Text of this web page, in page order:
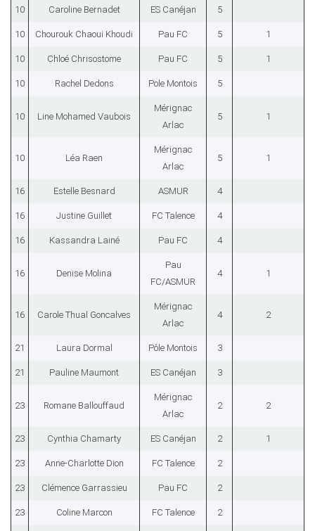
10 Caroline Bernadet ES Canéjan 5
10 Chourouk Chaoui Khoudi Pau FC 5 1
10 Chloé Chrisostome Pau FC 5 1
10 Rachel Dedons Pole Montois 5
10 Line Mohamed Vaubois
Mérignac
Arlac
5 1
10 Léa Raen
Mérignac
Arlac
5 1
16 Estelle Besnard ASMUR 4
16 Justine Guillet FC Talence 4
16 Kassandra Lainé Pau FC 4
16 Denise Molina
Pau
FC/ASMUR
4 1
16 Carole Thual Goncalves
Mérignac
Arlac
4 2
21 Laura Dormal Pôle Montois 3
21 Pauline Maumont ES Canéjan 3
23 Romane Ballouffaud
Mérignac
Arlac
2 2
23 Cynthia Chamarty ES Canéjan 2 1
23 Anne-Charlotte Dion FC Talence 2
23 Clémence Garrassieu Pau FC 2
23 Coline Marcon FC Talence 2